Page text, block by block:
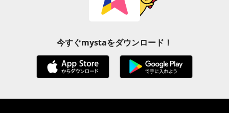
今すぐmystaをダウンロード！